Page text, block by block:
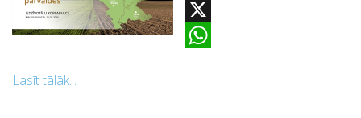
Facebook
X
Lasīt tālāk...